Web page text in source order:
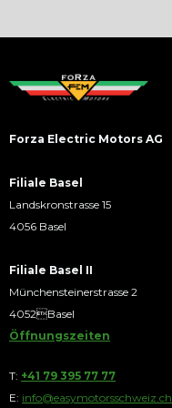
Forza Electric Motors AG
Filiale Basel
Landskronstrasse 15
4056 Basel
Filiale Basel II
Münchensteinerstrasse 2
4052Basel
Öffnungszeiten
T: +41 79 395 77 77
E: info@easymotorsschweiz.ch